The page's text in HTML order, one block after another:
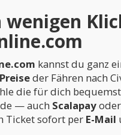
wenigen
kannst du ganz
Preiseder Fähren nach
die für dich
— auch Scalapayoder
Ticket sofort per E-Mail